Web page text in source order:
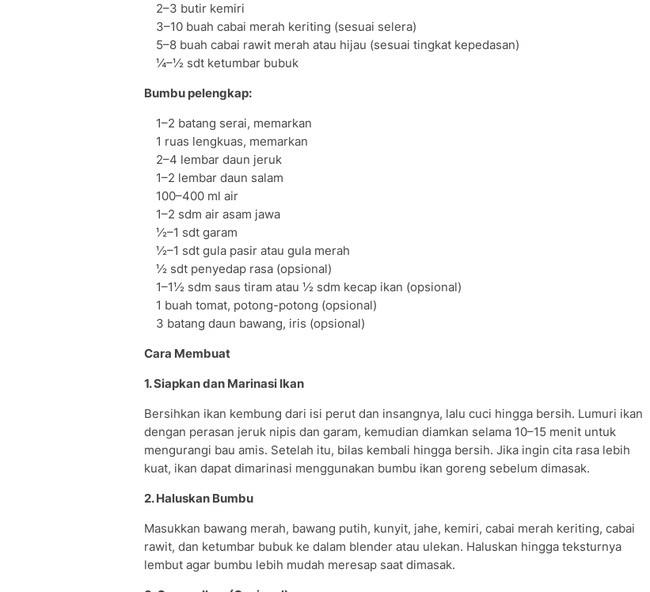
2–3 butir kemiri
3–10 buah cabai merah keriting (sesuai selera)
5–8 buah cabai rawit merah atau hijau (sesuai tingkat kepedasan)
¼–½ sdt ketumbar bubuk
Bumbu pelengkap:
1–2 batang serai, memarkan
1 ruas lengkuas, memarkan
2–4 lembar daun jeruk
1–2 lembar daun salam
100–400 ml air
1–2 sdm air asam jawa
½–1 sdt garam
½–1 sdt gula pasir atau gula merah
½ sdt penyedap rasa (opsional)
1–1½ sdm saus tiram atau ½ sdm kecap ikan (opsional)
1 buah tomat, potong-potong (opsional)
3 batang daun bawang, iris (opsional)
Cara Membuat
1. Siapkan dan Marinasi Ikan
Bersihkan ikan kembung dari isi perut dan insangnya, lalu cuci hingga bersih. Lumuri ikan
dengan perasan jeruk nipis dan garam, kemudian diamkan selama 10–15 menit untuk
mengurangi bau amis. Setelah itu, bilas kembali hingga bersih. Jika ingin cita rasa lebih
kuat, ikan dapat dimarinasi menggunakan bumbu ikan goreng sebelum dimasak.
2. Haluskan Bumbu
Masukkan bawang merah, bawang putih, kunyit, jahe, kemiri, cabai merah keriting, cabai
rawit, dan ketumbar bubuk ke dalam blender atau ulekan. Haluskan hingga teksturnya
lembut agar bumbu lebih mudah meresap saat dimasak.